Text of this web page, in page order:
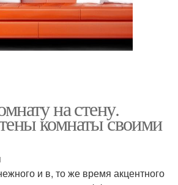
на стену.
комнаты своими
и в, то же время акцентного